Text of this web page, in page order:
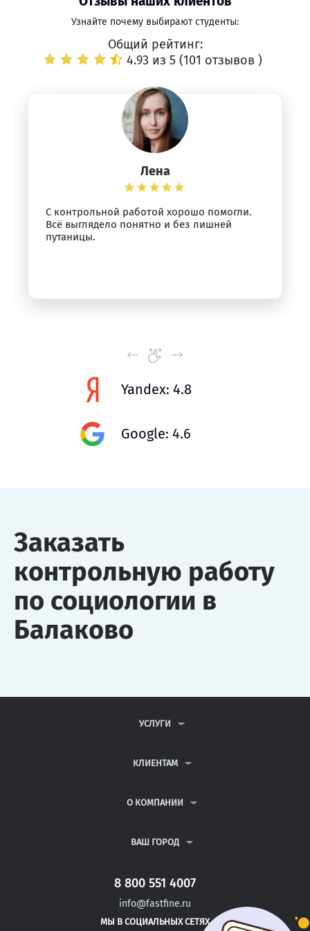
Узнайте почему выбирают студенты:
Общий рейтинг:
4.93 из 5 (101 отзывов )
Лена
С контрольной работой хорошо помогли.
Всё выглядело понятно и без лишней
путаницы.
Yandex: 4.8
Google: 4.6
Заказать
контрольную работу
по социологии в
Балаково
УСЛУГИ
ДИПЛОМНЫЕ РАБОТЫ
РЕФЕРАТЫ
КЛИЕНТАМ
ВОПРОСЫ И ОТВЕТЫ
ПОЛИТИКА КОНФИДЕНЦИАЛЬНОСТИ
О КОМПАНИИ
КОНТАКТЫ
ВАШ ГОРОД
САНКТ-ПЕТЕРБУРГ
ЭНГЕЛЬС
ДЗЕРЖИНСК
8 800 551 4007
info@fastfine.ru
МЫ В СОЦИАЛЬНЫХ СЕТЯХ